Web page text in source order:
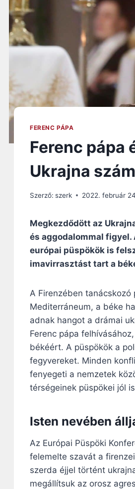
FERENC PÁPA
Ferenc pápa
Ukrajna
Szerző: szerk 2022. február
Megkezdődött az
és aggodalommal
európai püspökök is
imavirrasztást tart a
A Firenzében
Mediterráneum, a béke
adnak hangot a drámai
Ferenc pápa
békéért. A püspökök a
fegyvereket. Minden
fenyegeti a nemzetek
térségeinek püspökei jól
Isten nevében
Az Európai Püspöki
felemelte szavát a
szerda éjjel történt
megállítsuk az orosz